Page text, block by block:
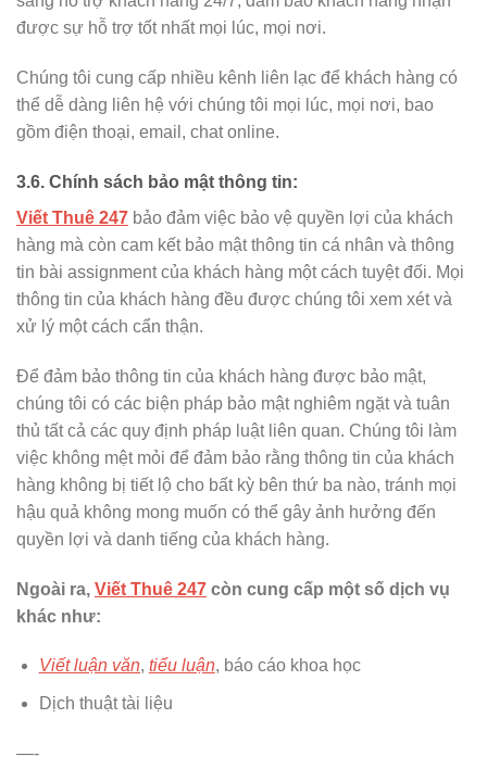
được sự hỗ trợ tốt nhất mọi lúc, mọi nơi.
Chúng tôi cung cấp nhiều kênh liên lạc để khách hàng có
thể dễ dàng liên hệ với chúng tôi mọi lúc, mọi nơi, bao
gồm điện thoại, email, chat online.
3.6. Chính sách bảo mật thông tin:
Viết Thuê 247 bảo đảm việc bảo vệ quyền lợi của khách
hàng mà còn cam kết bảo mật thông tin cá nhân và thông
tin bài assignment của khách hàng một cách tuyệt đối. Mọi
thông tin của khách hàng đều được chúng tôi xem xét và
xử lý một cách cẩn thận.
Để đảm bảo thông tin của khách hàng được bảo mật,
chúng tôi có các biện pháp bảo mật nghiêm ngặt và tuân
thủ tất cả các quy định pháp luật liên quan. Chúng tôi làm
việc không mệt mỏi để đảm bảo rằng thông tin của khách
hàng không bị tiết lộ cho bất kỳ bên thứ ba nào, tránh mọi
hậu quả không mong muốn có thể gây ảnh hưởng đến
quyền lợi và danh tiếng của khách hàng.
Ngoài ra, Viết Thuê 247 còn cung cấp một số dịch vụ
khác như:
Viết luận văn, tiểu luận, báo cáo khoa học
Dịch thuật tài liệu
—-